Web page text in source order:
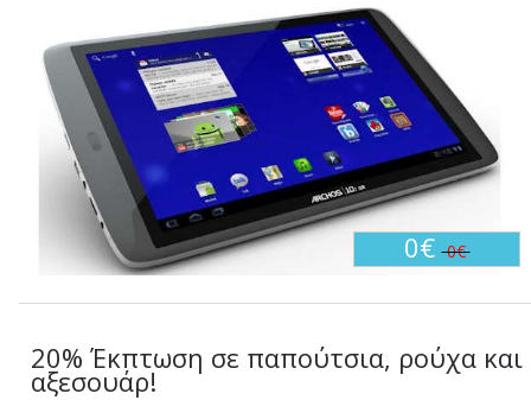
0€0€
20% Έκπτωση σε παπούτσια, ρούχα και
αξεσουάρ!